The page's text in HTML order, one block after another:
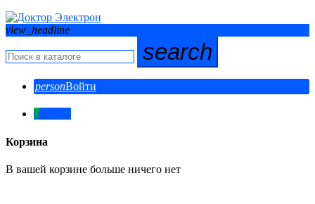
view_headline
search
personВойти
0
Корзина
В вашей корзине больше ничего нет